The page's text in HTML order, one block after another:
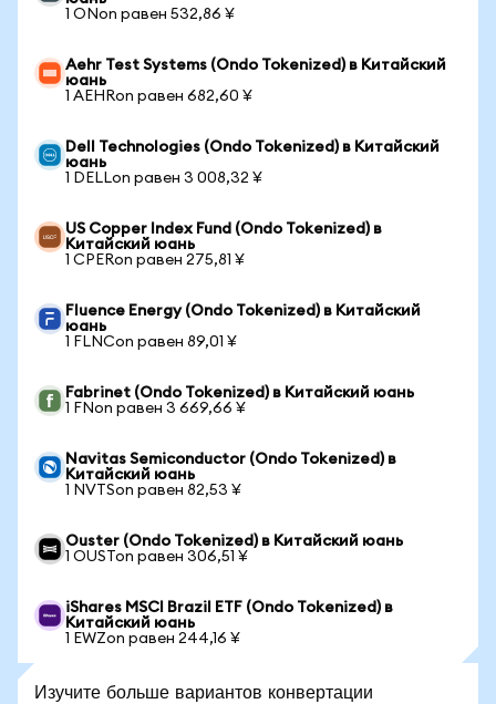
1 ONon равен 532,86 ¥
Aehr Test Systems (Ondo Tokenized) в Китайский
юань
1 AEHRon равен 682,60 ¥
Dell Technologies (Ondo Tokenized) в Китайский
юань
1 DELLon равен 3 008,32 ¥
US Copper Index Fund (Ondo Tokenized) в
Китайский юань
1 CPERon равен 275,81 ¥
Fluence Energy (Ondo Tokenized) в Китайский
юань
1 FLNCon равен 89,01 ¥
Fabrinet (Ondo Tokenized) в Китайский юань
1 FNon равен 3 669,66 ¥
Navitas Semiconductor (Ondo Tokenized) в
Китайский юань
1 NVTSon равен 82,53 ¥
Ouster (Ondo Tokenized) в Китайский юань
1 OUSTon равен 306,51 ¥
iShares MSCI Brazil ETF (Ondo Tokenized) в
Китайский юань
1 EWZon равен 244,16 ¥
Изучите больше вариантов конвертации